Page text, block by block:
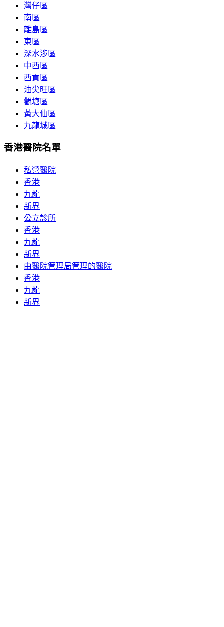
灣仔區
南區
離島區
東區
深水涉區
中西區
西貢區
油尖旺區
觀塘區
黃大仙區
九龍城區
香港醫院名單
私營醫院
香港
九龍
新界
公立診所
香港
九龍
新界
由醫院管理局管理的醫院
香港
九龍
新界